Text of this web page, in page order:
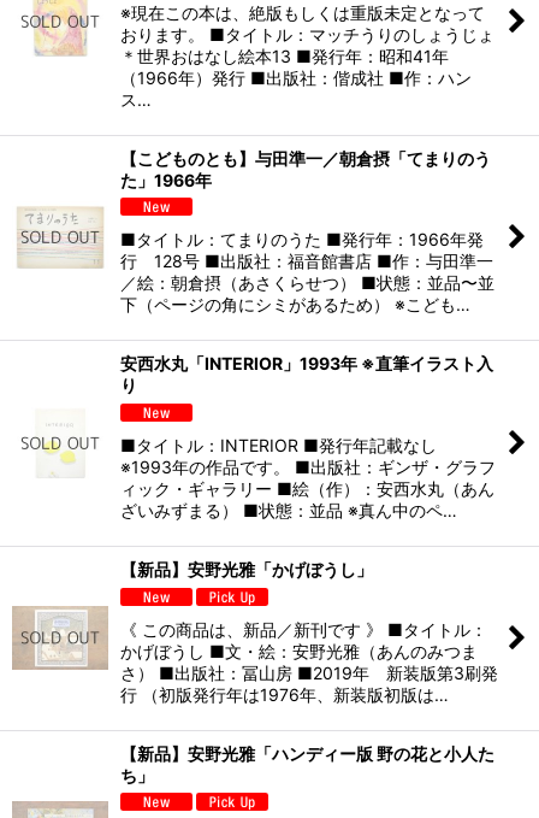
※現在この本は、絶版もしくは重版未定となって
おります。 ■タイトル：マッチうりのしょうじょ
＊世界おはなし絵本13 ■発行年：昭和41年
（1966年）発行 ■出版社：偕成社 ■作：ハン
ス…
【こどものとも】与田準一／朝倉摂「てまりのう
た」1966年
■タイトル：てまりのうた ■発行年：1966年発
行 128号 ■出版社：福音館書店 ■作：与田準一
／絵：朝倉摂（あさくらせつ） ■状態：並品〜並
下（ページの角にシミがあるため） ※こども…
安西水丸「INTERIOR」1993年 ※直筆イラスト入
り
■タイトル：INTERIOR ■発行年記載なし
※1993年の作品です。 ■出版社：ギンザ・グラフ
ィック・ギャラリー ■絵（作）：安西水丸（あん
ざいみずまる） ■状態：並品 ※真ん中のペ…
【新品】安野光雅「かげぼうし」
《 この商品は、新品／新刊です 》 ■タイトル：
かげぼうし ■文・絵：安野光雅（あんのみつま
さ） ■出版社：冨山房 ■2019年 新装版第3刷発
行 （初版発行年は1976年、新装版初版は…
【新品】安野光雅「ハンディー版 野の花と小人た
ち」